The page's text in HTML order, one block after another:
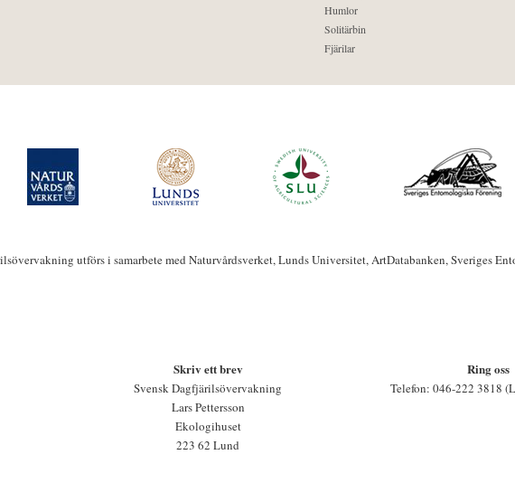
Humlor
Solitärbin
Fjärilar
utförs i samarbete med Naturvårdsverket, Lunds Universitet, ArtDatabanken, Sveriges
Skriv ett brev
Svensk Dagfjärilsövervakning
Lars Pettersson
Ekologihuset
223 62 Lund
Ring oss
Telefon: 046-222 3818